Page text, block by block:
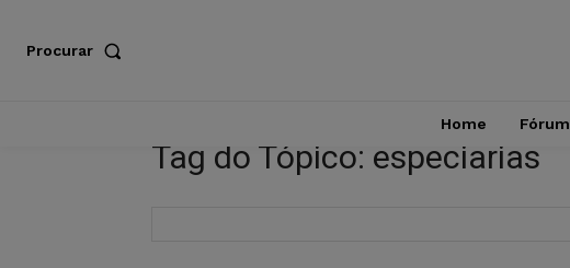
Procurar
Home Fórum
Tag do Tópico: especiarias